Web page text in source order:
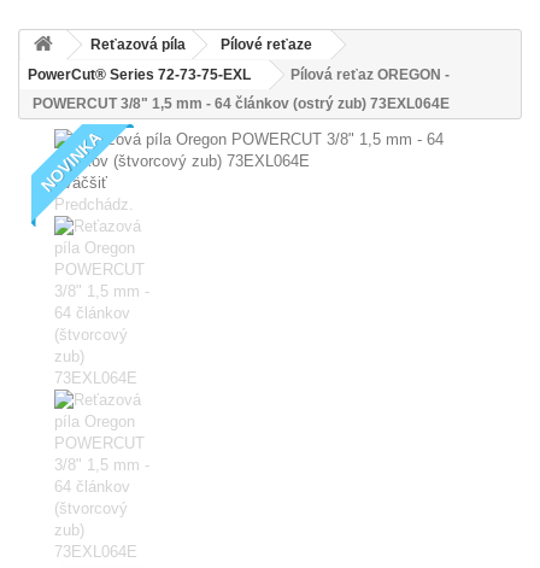
Reťazová píla
Pílové reťaze
PowerCut® Series 72-73-75-EXL
Pílová reťaz OREGON -
POWERCUT 3/8" 1,5 mm - 64 článkov (ostrý zub) 73EXL064E
NOVINKA
Zväčšiť
Predchádz.